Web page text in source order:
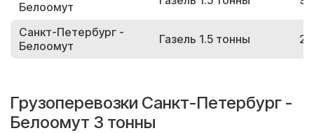
Белоомут
Санкт-Петербург -
Белоомут
Газель 1.5 тонны
Грузоперевозки Санкт-Петербург -
Белоомут 3 тонны